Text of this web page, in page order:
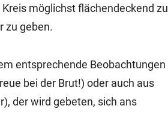
möglichst flächendeckend zu
zu geben.
entsprechende Beobachtungen
bei der Brut!) oder auch aus
der wird gebeten, sich ans